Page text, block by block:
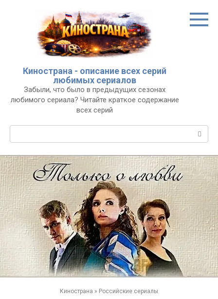
Кинострана - описание всех серий
любимых сериалов
Забыли, что было в предыдущих сезонах
любимого сериала? Читайте краткое содержание
всех серий
Кинострана » Российские сериалы